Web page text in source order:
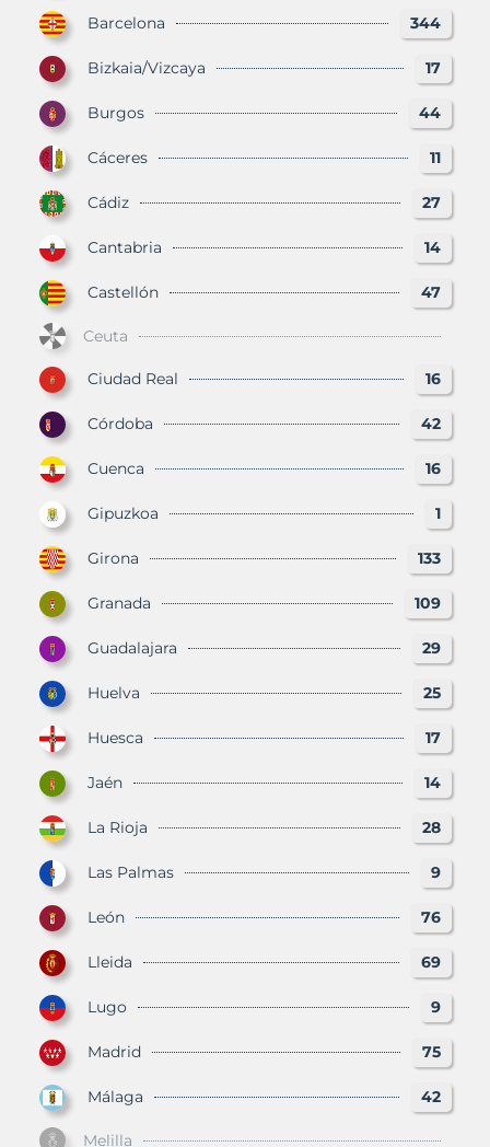
Barcelona 344
Bizkaia/Vizcaya 17
Burgos 44
Cáceres 11
Cádiz 27
Cantabria 14
Castellón 47
Ceuta
Ciudad Real 16
Córdoba 42
Cuenca 16
Gipuzkoa 1
Girona 133
Granada 109
Guadalajara 29
Huelva 25
Huesca 17
Jaén 14
La Rioja 28
Las Palmas 9
León 76
Lleida 69
Lugo 9
Madrid 75
Málaga 42
Melilla